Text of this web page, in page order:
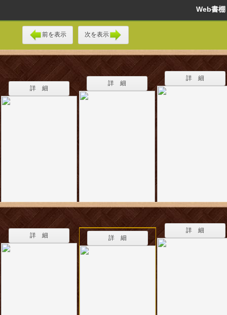
Web書
前を表示 次を表示
詳 細
詳 細
詳 細
詳 細 詳 細
詳 細